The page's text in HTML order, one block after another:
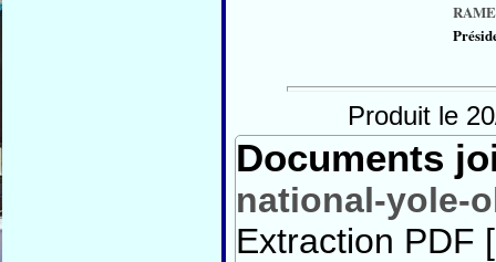
Produit le
Documents
national-yole-
Extraction PDF